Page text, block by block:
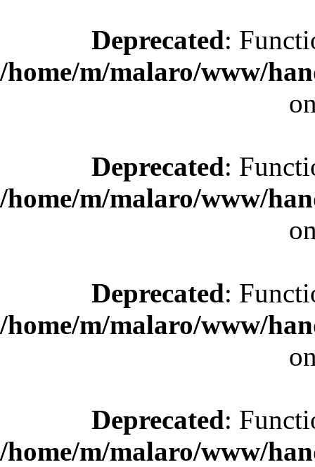
Deprecated:
/home/m/malaro/www/
Deprecated:
/home/m/malaro/www/
Deprecated:
/home/m/malaro/www/
Deprecated:
/home/m/malaro/www/